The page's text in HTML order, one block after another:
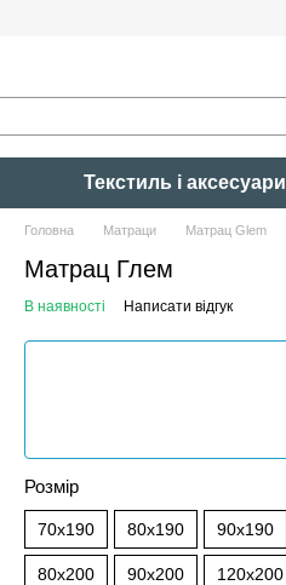
Текстиль і аксесуари
Головна Матраци Матрац Glem
Матрац Глем
В наявності Написати відгук
Розмір
70x190 80x190 90x190
80x200 90x200 120x200